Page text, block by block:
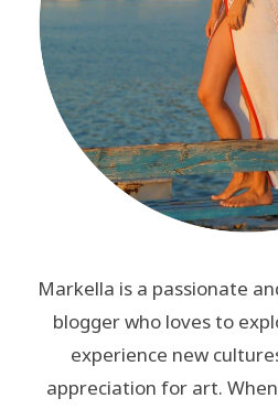
Markella is a passionate
blogger who loves to
experience new
appreciation for art.